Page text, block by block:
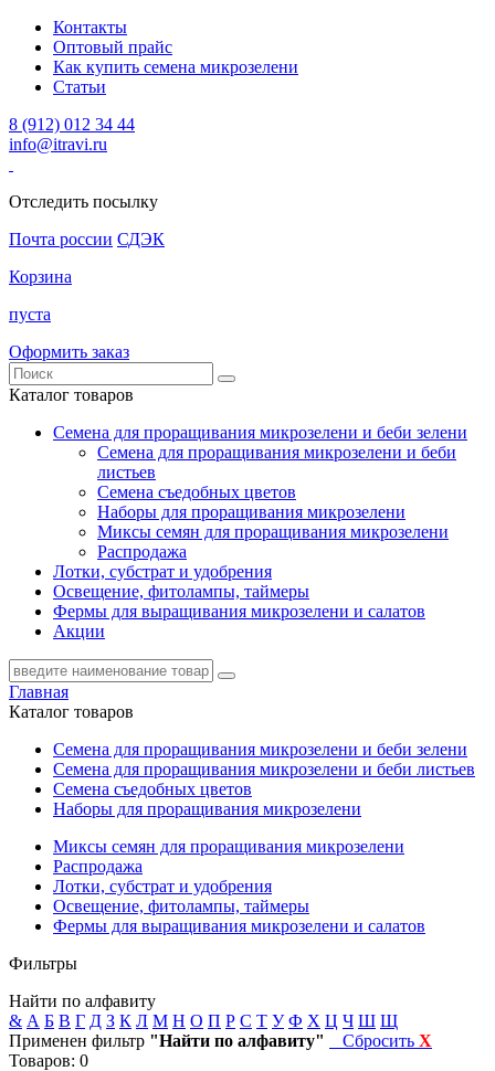
Контакты
Оптовый прайс
Как купить семена микрозелени
Статьи
8 (912) 012 34 44
info@itravi.ru
Отследить посылку
Почта россии СДЭК
Корзина
пуста
Оформить заказ
Каталог товаров
Семена для проращивания микрозелени и беби зелени
Семена для проращивания микрозелени и беби
листьев
Семена съедобных цветов
Наборы для проращивания микрозелени
Миксы семян для проращивания микрозелени
Распродажа
Лотки, субстрат и удобрения
Освещение, фитолампы, таймеры
Фермы для выращивания микрозелени и салатов
Акции
Главная
Каталог товаров
Семена для проращивания микрозелени и беби зелени
Семена для проращивания микрозелени и беби листьев
Семена съедобных цветов
Наборы для проращивания микрозелени
Миксы семян для проращивания микрозелени
Распродажа
Лотки, субстрат и удобрения
Освещение, фитолампы, таймеры
Фермы для выращивания микрозелени и салатов
Фильтры
Найти по алфавиту
& А Б В Г Д З К Л М Н О П Р С Т У Ф Х Ц Ч Ш Щ
Применен фильтр "Найти по алфавиту" Сбросить X
Товаров: 0